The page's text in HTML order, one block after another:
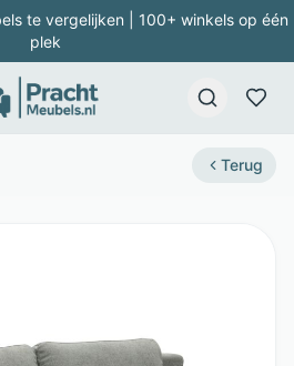
te vergelijken | 100+ winkels op één
plek
Terug